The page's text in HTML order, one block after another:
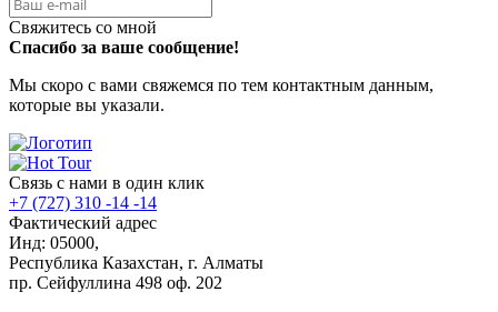
Свяжитесь со мной
Спасибо за ваше сообщение!
Мы скоро с вами свяжемся по тем контактным данным,
которые вы указали.
Связь с нами в один клик
+7 (727) 310 -14 -14
Фактический адрес
Инд: 05000,
Республика Казахстан, г. Алматы
пр. Сейфуллина 498 оф. 202